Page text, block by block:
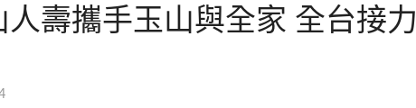
壽攜手玉山與全家 全台接力